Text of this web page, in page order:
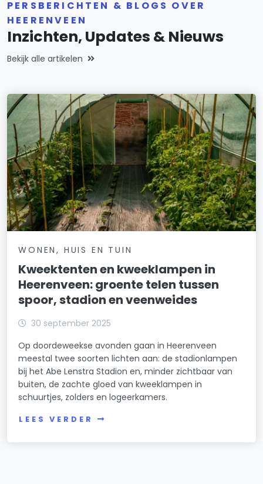
PERSBERICHTEN & BLOGS OVER
HEERENVEEN
Inzichten, Updates & Nieuws
Bekijk alle artikelen
WONEN, HUIS EN TUIN
Kweektenten en kweeklampen in
Heerenveen: groente telen tussen
spoor, stadion en veenweides
30 september 2025
Op doordeweekse avonden gaan in Heerenveen
meestal twee soorten lichten aan: de stadionlampen
bij het Abe Lenstra Stadion en, minder zichtbaar van
buiten, de zachte gloed van kweeklampen in
schuurtjes, zolders en logeerkamers.
LEES VERDER